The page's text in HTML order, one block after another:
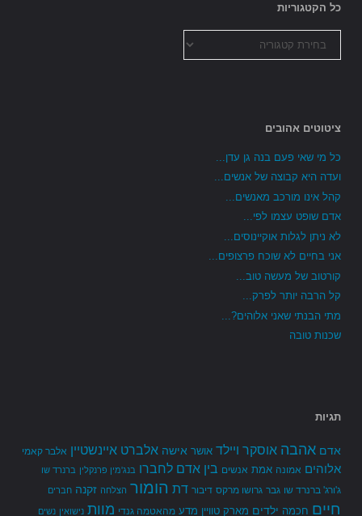
כל הקטגוריות
הקטגוריות
ציטוטים אהובים
כל מי שאי פעם בנה גן עדן...
ועדה היא קבוצה של אנשים...
קהל אינו מורכב מאנשים...
אדם שופט עצמו לפי...
לא ניתן לגלות אוקיינוסים...
אני בחיים לא שוכח פרצופים...
קורטוב של מעשה טוב...
קל הרבה יותר לפרק...
מתי הבנתי שאני אלוהים?...
שכנות טובה
תגיות
אדם אהבה אוסקר ויילד אושר אישה אלברט איינשטיין אלבר קאמי
אלוהים אמונה אמת אנשים בין אדם לחברו בנג'מין פרנקלין ברנרד שו
ג'ורג' ברנרד שו גבר גרושו מרקס דיבור דת הומור הצלחה זקנה חברים
חיים חכמה ילדים מארק טוויין מדע מהאטמה גנדי מוות נישואין נשים